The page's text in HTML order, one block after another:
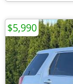
$5,990